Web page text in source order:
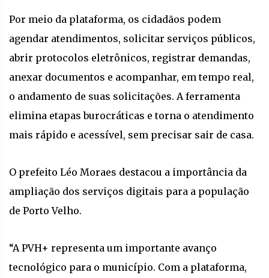
Por meio da plataforma, os cidadãos podem
agendar atendimentos, solicitar serviços públicos,
abrir protocolos eletrônicos, registrar demandas,
anexar documentos e acompanhar, em tempo real,
o andamento de suas solicitações. A ferramenta
elimina etapas burocráticas e torna o atendimento
mais rápido e acessível, sem precisar sair de casa.
O prefeito Léo Moraes destacou a importância da
ampliação dos serviços digitais para a população
de Porto Velho.
“A PVH+ representa um importante avanço
tecnológico para o município. Com a plataforma,